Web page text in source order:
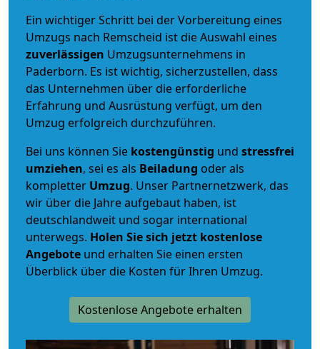
Ein wichtiger Schritt bei der Vorbereitung eines
Umzugs nach Remscheid ist die Auswahl eines
zuverlässigen Umzugsunternehmens in
Paderborn. Es ist wichtig, sicherzustellen, dass
das Unternehmen über die erforderliche
Erfahrung und Ausrüstung verfügt, um den
Umzug erfolgreich durchzuführen.
Bei uns können Sie kostengünstig und stressfrei
umziehen, sei es als Beiladung oder als
kompletter Umzug. Unser Partnernetzwerk, das
wir über die Jahre aufgebaut haben, ist
deutschlandweit und sogar international
unterwegs. Holen Sie sich jetzt kostenlose
Angebote und erhalten Sie einen ersten
Überblick über die Kosten für Ihren Umzug.
Kostenlose Angebote erhalten